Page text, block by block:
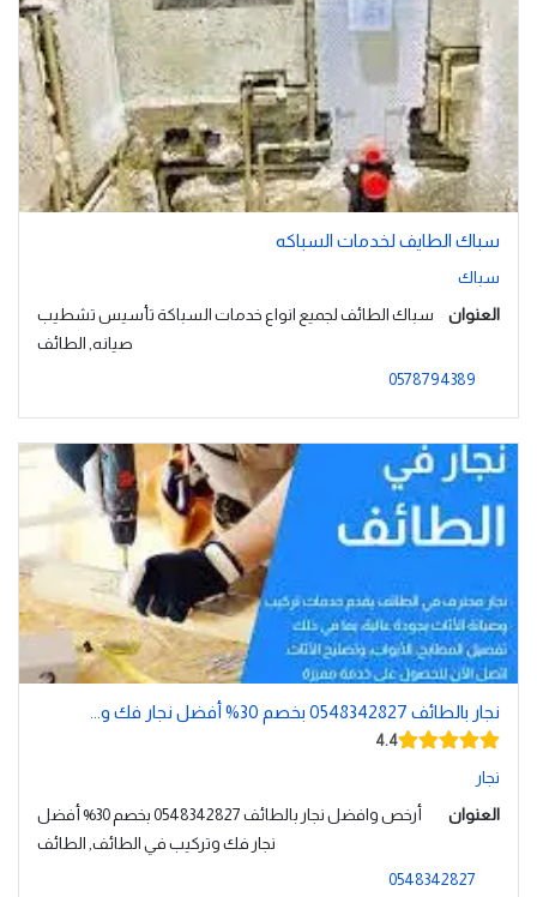
سباك الطايف لخدمات السباكه
سباك
العنوان
سباك الطائف لجميع انواع خدمات السباكة تأسيس تشطيب
صيانه, الطائف
0578794389
نجار بالطائف 0548342827 بخصم 30% أفضل نجار فك و...
4.4
نجار
العنوان
أرخص وافضل نجار بالطائف 0548342827 بخصم 30% أفضل
نجار فك وتركيب في الطائف, الطائف
0548342827